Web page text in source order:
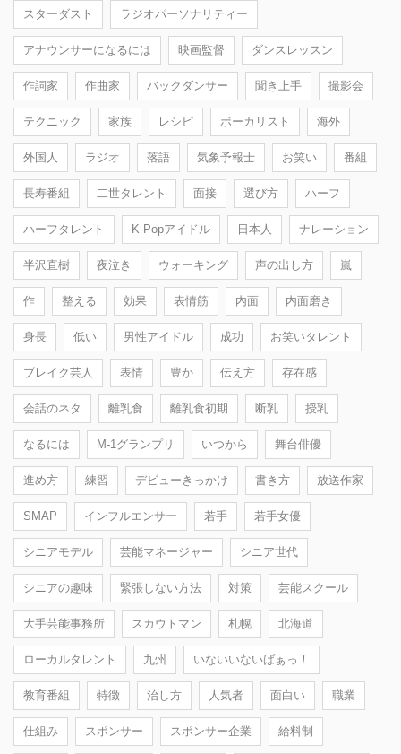
スターダスト ラジオパーソナリティー
アナウンサーになるには 映画監督 ダンスレッスン
作詞家 作曲家 バックダンサー 聞き上手 撮影会
テクニック 家族 レシピ ボーカリスト 海外
外国人 ラジオ 落語 気象予報士 お笑い 番組
長寿番組 二世タレント 面接 選び方 ハーフ
ハーフタレント K-Popアイドル 日本人 ナレーション
半沢直樹 夜泣き ウォーキング 声の出し方 嵐
作 整える 効果 表情筋 内面 内面磨き
身長 低い 男性アイドル 成功 お笑いタレント
ブレイク芸人 表情 豊か 伝え方 存在感
会話のネタ 離乳食 離乳食初期 断乳 授乳
なるには M-1グランプリ いつから 舞台俳優
進め方 練習 デビューきっかけ 書き方 放送作家
SMAP インフルエンサー 若手 若手女優
シニアモデル 芸能マネージャー シニア世代
シニアの趣味 緊張しない方法 対策 芸能スクール
大手芸能事務所 スカウトマン 札幌 北海道
ローカルタレント 九州 いないいないばぁっ！
教育番組 特徴 治し方 人気者 面白い 職業
仕組み スポンサー スポンサー企業 給料制